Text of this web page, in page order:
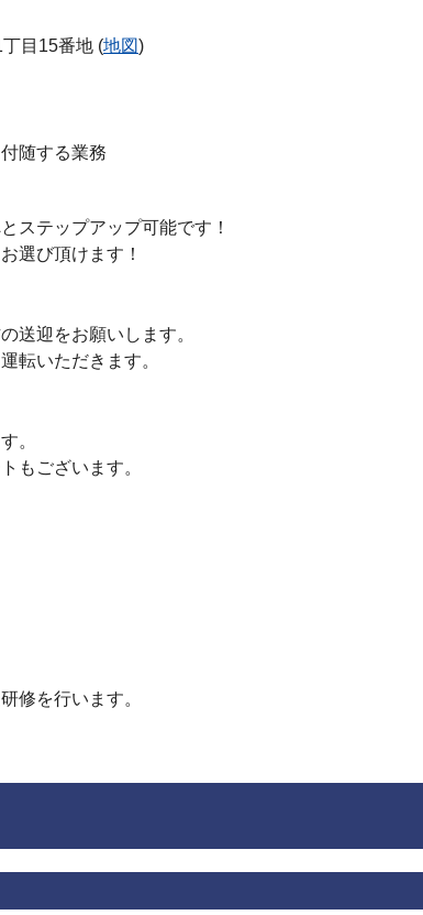
目15番地 (地図)
随する業務
ステップアップ可能です！
選び頂けます！
送迎をお願いします。
転いただきます。
。
もございます。
修を行います。